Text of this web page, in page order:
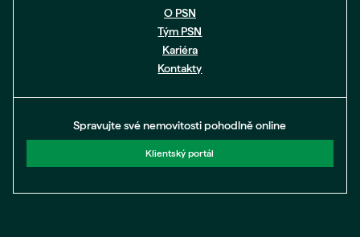
O PSN
Tým PSN
Kariéra
Kontakty
Spravujte své nemovitosti pohodlně online
Klientský portál